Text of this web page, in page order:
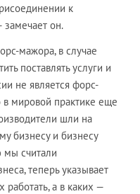
к
замечает он.
мажора, в случае
поставлять услуги и
не является форс-
в мировой практике еще
шли на
бизнесу и бизнесу
мы считали
теперь указывает
работать, а в каких —